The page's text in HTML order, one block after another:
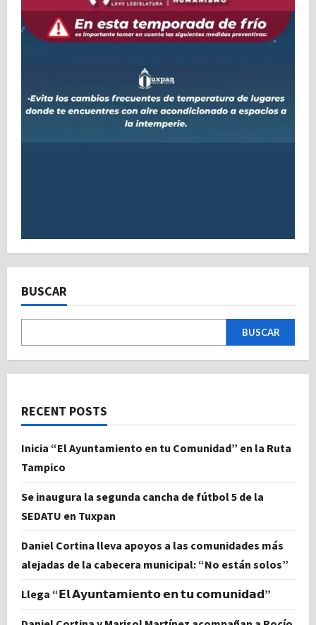
BUSCAR
BUSCAR
RECENT POSTS
Inicia “El Ayuntamiento en tu Comunidad” en la Ruta
Tampico
Se inaugura la segunda cancha de fútbol 5 de la
SEDATU en Tuxpan
Daniel Cortina lleva apoyos a las comunidades más
alejadas de la cabecera municipal: “No están solos”
Llega “𝗘𝗹 𝗔𝘆𝘂𝗻𝘁𝗮𝗺𝗶𝗲𝗻𝘁𝗼 𝗲𝗻 𝘁𝘂 𝗰𝗼𝗺𝘂𝗻𝗶𝗱𝗮𝗱”